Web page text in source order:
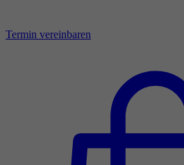
Termin vereinbaren